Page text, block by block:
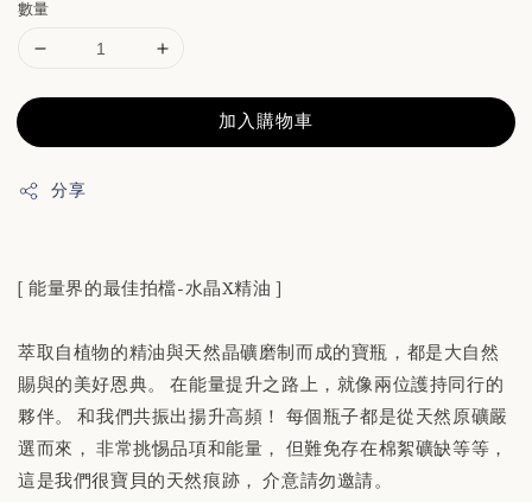
數量
加入購物車
分享
[ 能量界的最佳拍檔-水晶X精油 ]
萃取自植物的精油與天然晶礦磨制而成的寶瓶，都是大自然
賜與的美好恩典。 在能量提升之路上，就像兩位護持同行的
夥伴。 和我們共振出揚升高頻！ 每個瓶子都是從天然原礦嚴
選而來， 非常挑惕品項和能量， 但難免存在棉絮礦缺等等，
這是我們很寶貝的天然痕跡， 介意請勿邀請。